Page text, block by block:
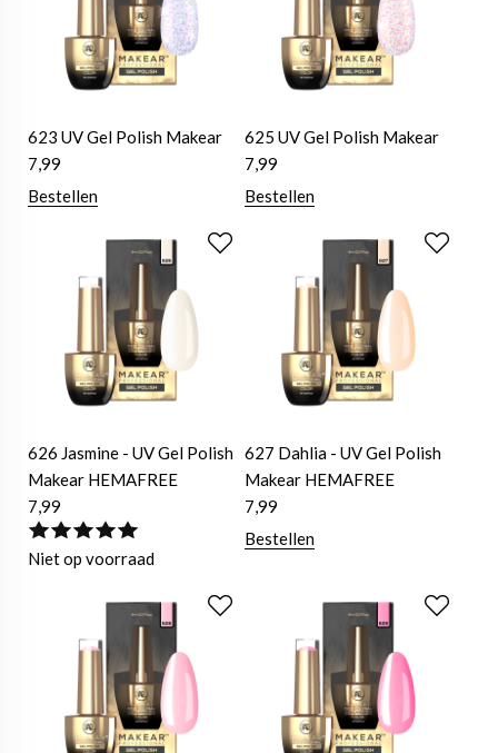
623 UV Gel Polish Makear
7,99
Bestellen
625 UV Gel Polish Makear
7,99
Bestellen
626 Jasmine - UV Gel Polish
Makear HEMAFREE
7,99
Niet op voorraad
627 Dahlia - UV Gel Polish
Makear HEMAFREE
7,99
Bestellen